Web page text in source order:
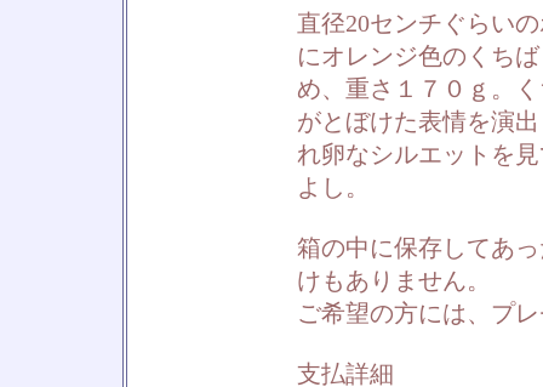
直径20センチぐらい
にオレンジ色のくち
め、重さ１７０ｇ。
がとぼけた表情を演
れ卵なシルエットを
よし。
箱の中に保存してあ
けもありません。
ご希望の方には、プ
支払詳細